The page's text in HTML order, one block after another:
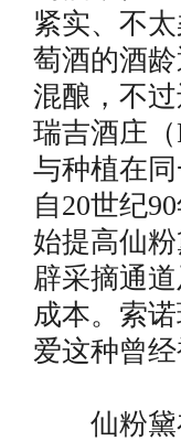
紧实、不
萄酒的酒
混酿，不
瑞吉酒庄
与种植在
自20世纪
始提高仙
辟采摘通
成本。索
爱这种曾经
仙粉黛